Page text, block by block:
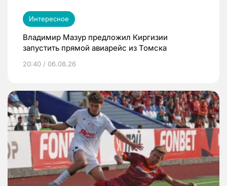
Интересное
Владимир Мазур предложил Киргизии
запустить прямой авиарейс из Томска
20:40 / 06.08.26